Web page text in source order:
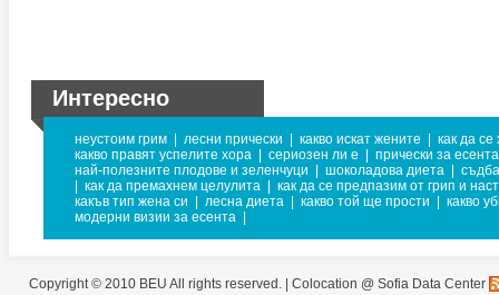
Интересно
неустоим грим лесни прически какво искат жените
как да
какво правят успелите хора
сериозен ли е
прически за есента
най-полезните плодове и зеленчуци
шоколадова диета
как да премахнем целулита
как да се предпазим от грип и
какъв тип жена си
лесна диета какво той ще прости
какво
модерни визии за есента
Copyright © 2010 BEU All rights reserved. | Colocation @ Sofia Data Center